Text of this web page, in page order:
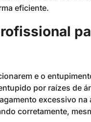
eficiente.
e o
por raízes de
excessivo na
corretamente,